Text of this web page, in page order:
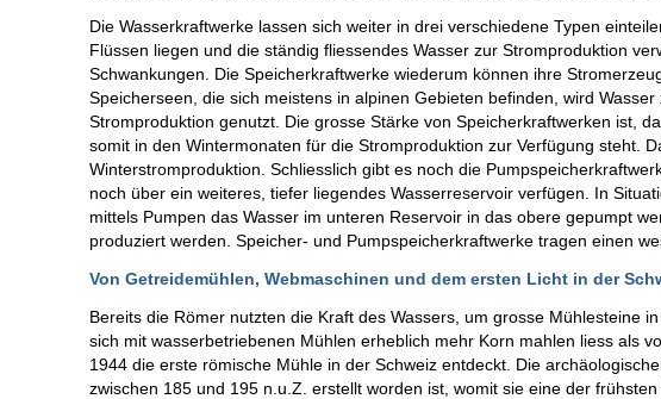
Die Wasserkraftwerke lassen sich weiter in drei verschiedene Typen
Flüssen liegen und die ständig fliessendes Wasser zur Stromproduktion
Schwankungen. Die Speicherkraftwerke wiederum können ihre
Speicherseen, die sich meistens in alpinen Gebieten befinden, wird
Stromproduktion genutzt. Die grosse Stärke von Speicherkraftwerken ist,
somit in den Wintermonaten für die Stromproduktion zur Verfügung steht.
Winterstromproduktion. Schliesslich gibt es noch die
noch über ein weiteres, tiefer liegendes Wasserreservoir verfügen. In
mittels Pumpen das Wasser im unteren Reservoir in das obere gepumpt
produziert werden. Speicher- und Pumpspeicherkraftwerke tragen einen
Von Getreidemühlen, Webmaschinen und dem ersten Licht in der
Bereits die Römer nutzten die Kraft des Wassers, um grosse Mühlesteine
sich mit wasserbetriebenen Mühlen erheblich mehr Korn mahlen liess als
1944 die erste römische Mühle in der Schweiz entdeckt. Die
zwischen 185 und 195 n.u.Z. erstellt worden ist, womit sie eine der